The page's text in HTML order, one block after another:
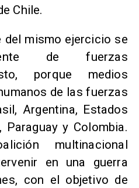
Chile.
del mismo ejercicio se
de fuerzas
porque medios
de las fuerzas
Argentina, Estados
Paraguay y Colombia.
multinacional
en una guerra
con el objetivo de